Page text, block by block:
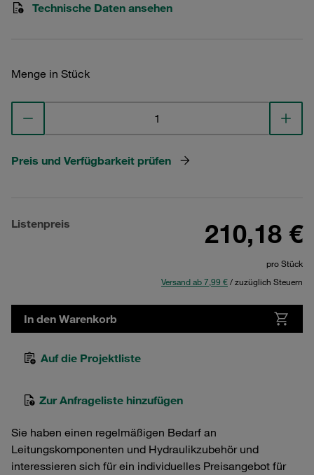
Technische Daten ansehen
Menge in Stück
Preis und Verfügbarkeit prüfen
Listenpreis 210,18 €
pro Stück
Versand ab 7,99 €/ zuzüglich Steuern
In den Warenkorb
Auf die Projektliste
Zur Anfrageliste hinzufügen
Sie haben einen regelmäßigen Bedarf an
Leitungskomponenten und Hydraulikzubehör und
interessieren sich für ein individuelles Preisangebot für